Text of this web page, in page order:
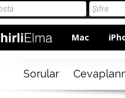
Mac
Sorular